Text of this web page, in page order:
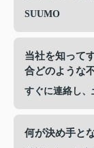
SUUMO
当社を知って
合どのような
すぐに連絡し、
何が決め手と